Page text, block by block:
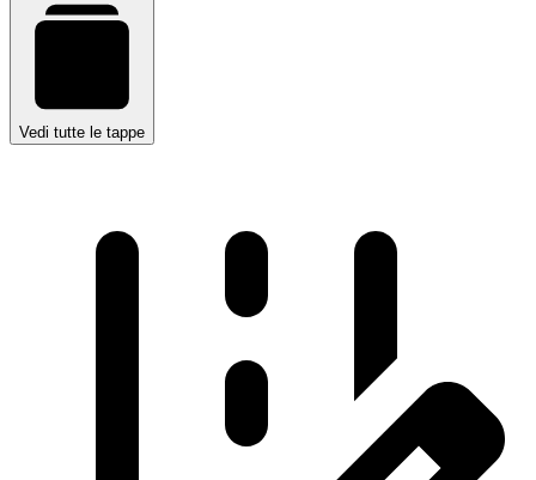
Vedi tutte le tappe